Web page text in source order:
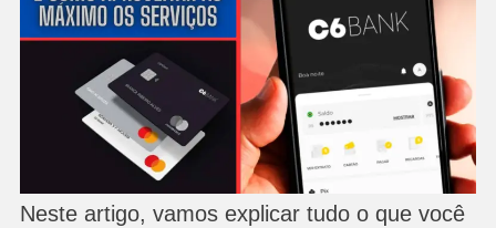
Neste artigo, vamos explicar tudo o que você